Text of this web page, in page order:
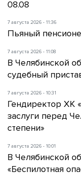
08.08
7 августа 2026 - 11:36
Пьяный
7 августа 2026 - 11:08
В Челябинской
судебный
7 августа 2026 - 10:31
Гендиректор ХК
заслуги перед
степени»
7 августа 2026 - 10:01
В Челябинской
«Беспилотная